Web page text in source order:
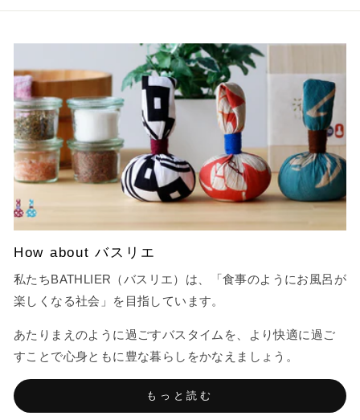
How about バスリエ
私たちBATHLIER（バスリエ）は、「食事のようにお風呂が
楽しくなる社会」を目指しています。
あたりまえのように過ごすバスタイムを、より快適に過ご
すことで心身ともに豊な暮らしをかなえましょう。
もっと読む